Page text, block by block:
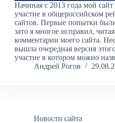
Начиная с 2013 года мой
участие в общероссийском
сайтов. Первые попытки
зато я многое исправил,
комментарии моего сайта.
вышла очередная версия
участие в котором можно
Андрей Рогов
Новости сайта